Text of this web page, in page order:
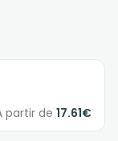
partir de 17.61€